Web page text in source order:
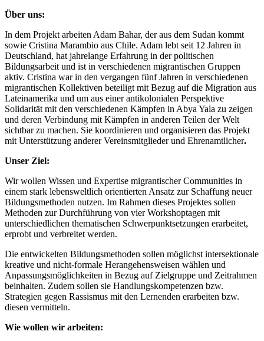
Über uns:
In dem Projekt arbeiten Adam Bahar, der aus dem Sudan kommt
sowie Cristina Marambio aus Chile. Adam lebt seit 12 Jahren in
Deutschland, hat jahrelange Erfahrung in der politischen
Bildungsarbeit und ist in verschiedenen migrantischen Gruppen
aktiv. Cristina war in den vergangen fünf Jahren in verschiedenen
migrantischen Kollektiven beteiligt mit Bezug auf die Migration aus
Lateinamerika und um aus einer antikolonialen Perspektive
Solidarität mit den verschiedenen Kämpfen in Abya Yala zu zeigen
und deren Verbindung mit Kämpfen in anderen Teilen der Welt
sichtbar zu machen. Sie koordinieren und organisieren das Projekt
mit Unterstützung anderer Vereinsmitglieder und Ehrenamtlicher.
Unser Ziel:
Wir wollen Wissen und Expertise migrantischer Communities in
einem stark lebensweltlich orientierten Ansatz zur Schaffung neuer
Bildungsmethoden nutzen. Im Rahmen dieses Projektes sollen
Methoden zur Durchführung von vier Workshoptagen mit
unterschiedlichen thematischen Schwerpunktsetzungen erarbeitet,
erprobt und verbreitet werden.
Die entwickelten Bildungsmethoden sollen möglichst intersektionale
kreative und nicht-formale Herangehensweisen wählen und
Anpassungsmöglichkeiten in Bezug auf Zielgruppe und Zeitrahmen
beinhalten. Zudem sollen sie Handlungskompetenzen bzw.
Strategien gegen Rassismus mit den Lernenden erarbeiten bzw.
diesen vermitteln.
Wie wollen wir arbeiten: